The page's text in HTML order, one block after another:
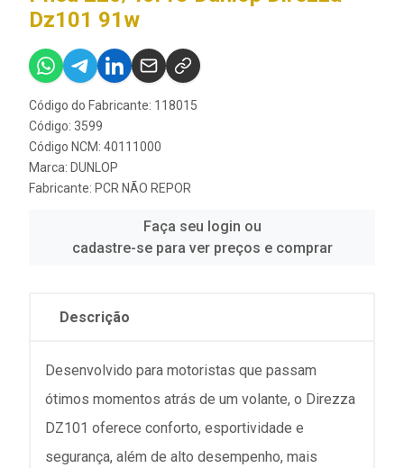
Dz101 91w
Código do Fabricante: 118015
Código: 3599
Código NCM: 40111000
Marca: DUNLOP
Fabricante: PCR NÃO REPOR
Faça seu login ou
cadastre-se para ver preços e comprar
Descrição
Desenvolvido para motoristas que passam
ótimos momentos atrás de um volante, o Direzza
DZ101 oferece conforto, esportividade e
segurança, além de alto desempenho, mais